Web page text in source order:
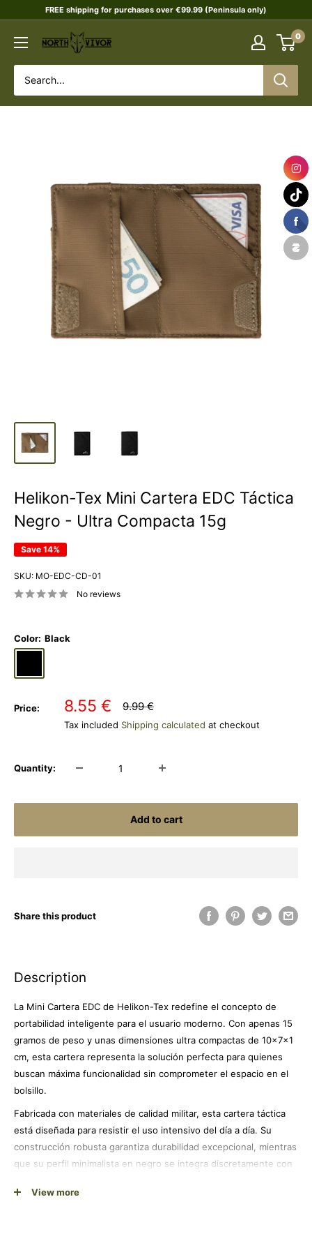
content
FREE shipping for purchases over €99.99 (Peninsula only)
NORTHVIVOR 0
Helikon-Tex Mini Cartera EDC Táctica
Negro - Ultra Compacta 15g
Save 14%
SKU: MO-EDC-CD-01
No reviews
Color: Black
Price:
Sale
price
8.55 € Regular
9.99 €
Tax included Shipping calculated at checkout
Quantity:
Add to cart
Share this product
Description
La Mini Cartera EDC de Helikon-Tex redefine el concepto de
portabilidad inteligente para el usuario moderno. Con apenas 15
gramos de peso y unas dimensiones ultra compactas de 10x7x1
cm, esta cartera representa la solución perfecta para quienes
buscan máxima funcionalidad sin comprometer el espacio en el
bolsillo.
Fabricada con materiales de calidad militar, esta cartera táctica
está diseñada para resistir el uso intensivo del día a día. Su
construcción robusta garantiza durabilidad excepcional, mientras
que su perfil minimalista en negro se integra discretamente con
View more